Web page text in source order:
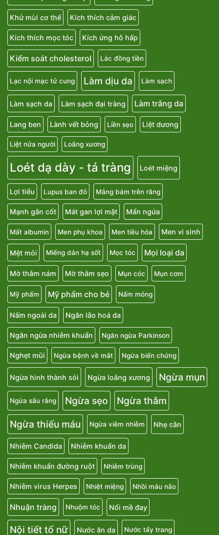
Khử mùi cơ thể Kích thích cảm giác
Kích thích mọc tóc Kích ứng hô hấp
Kiểm soát cholesterol Lác đồng tiền
Lạc nội mạc tử cung Làm dịu da Làm sạch
Làm sạch da Làm sạch đại tràng Làm trắng da
Lang ben Lành vết bỏng Liền sẹo Liệt dương
Liệt nửa người Loãng xương
Loét dạ dày - tá tràng Loét miệng
Lợi tiểu Lupus ban đỏ Mảng bám trên răng
Mạnh gân cốt Mát gan lợi mật Mẩn ngứa
Mất albumin Men phụ khoa Men tiêu hóa Men vi sinh
Mệt mỏi Miếng dán hạ sốt Mọc tóc Mọi loại da
Mờ thâm nám Mờ thâm sẹo Mụn cóc Mụn cơm
Mỹ phẩm Mỹ phẩm cho bé Nấm móng
Nấm ngoài da Ngăn lão hoá da
Ngăn ngừa nhiễm khuẩn Ngăn ngừa Parkinson
Nghẹt mũi Ngừa bệnh về mắt Ngừa biến chứng
Ngừa hình thành sỏi Ngừa loãng xương Ngừa mụn
Ngừa sâu răng Ngừa sẹo
Ngừa thâm
Ngừa thiếu máu
Ngừa viêm nhiễm Nhẹ cân
Nhiễm Candida Nhiễm khuẩn da
Nhiễm khuẩn đường ruột Nhiễm trùng
Nhiễm virus Herpes Nhiệt miệng Nhồi máu não
Nhuận tràng Nhuộm tóc Nổi mề đay
Nội tiết tố nữ Nước ăn da Nước tẩy trang